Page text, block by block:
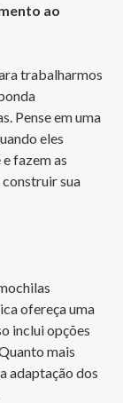
ao
trabalharmos
Pense em uma
eles
fazem as
sua
ofereça uma
inclui opções
mais
adaptação dos